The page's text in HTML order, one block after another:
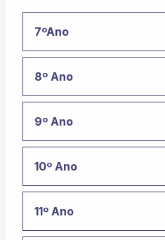
7ºAno
8º Ano
9º Ano
10º Ano
11º Ano